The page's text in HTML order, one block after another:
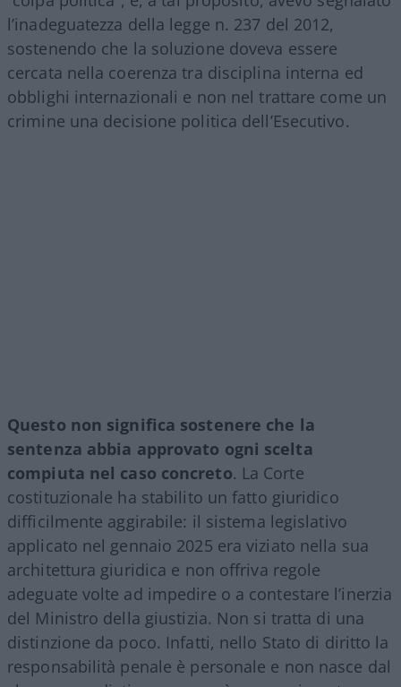
l’inadeguatezza della legge n. 237 del 2012,
sostenendo che la soluzione doveva essere
cercata nella coerenza tra disciplina interna ed
obblighi internazionali e non nel trattare come un
crimine una decisione politica dell’Esecutivo.
Questo non significa sostenere che la
sentenza abbia approvato ogni scelta
compiuta nel caso concreto. La Corte
costituzionale ha stabilito un fatto giuridico
difficilmente aggirabile: il sistema legislativo
applicato nel gennaio 2025 era viziato nella sua
architettura giuridica e non offriva regole
adeguate volte ad impedire o a contestare l’inerzia
del Ministro della giustizia. Non si tratta di una
distinzione da poco. Infatti, nello Stato di diritto la
responsabilità penale è personale e non nasce dal